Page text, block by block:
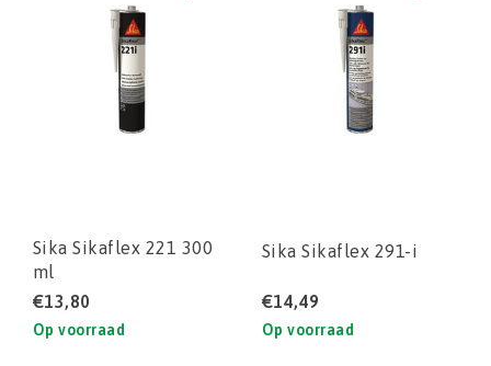
Sika Sikaflex 221 300
ml
€13,80
Op voorraad
Sika Sikaflex 291-i
€14,49
Op voorraad